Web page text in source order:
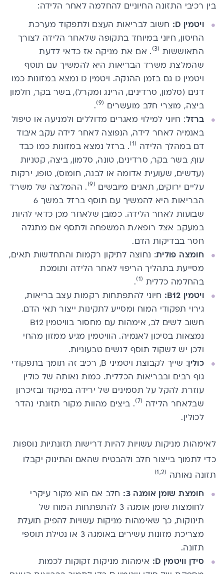
בין רכיבי התזונה החיוניים להחלמה לאחר הלידה:
ויטמין D
: חשוב לבריאות העצם ולתפקוד ​מערכת ​
החיסון, חיוני במיוחד בתקופה שלאחר הלידה ​לצורך
התאוששות​ (3)
.​ אם את מניקה אז כדאי לדעת
שהמלצת משרד הבריאות היא להמשיך עם תוסף
ויטמין D גם בזמן ההנקה​. ויטמין D נמצא במזונות כמו
דגים (סלמון, סרדינים, הרינג ומקרל), בשר בקר, חלמון
ביצה, מוצרי חלב מועשרים (9)
.
ברזל: חיוני למילוי מאגרים מדוללים ולמניעה או טיפול
באנמיה לאחר לידה, הנפוצה לאחר לידה עקב איבוד
דם במהלך הלידה (1)
.​ ​​ברזל נמצא במזונות כמו כבד
עוף, בשר בקר, סרדינים, טונה, סלמון, ביצה, קטניות
(עדשים, שעועית אדומה או לבנה, חומוס), טופו, ירקות
עליים ירוקים, תאנים מיובשים (9)
. ההמלצה של משרד
הבריאות היא להמשיך עם תוסף ברזל במשך 6
שבועות לאחר הלידה. כמובן שלאחר מכן כדאי להיות
במעקב אצל רופא/ת המשפחה ולתסף אם מתגלה
חסר בבדיקות הדם.
חומצה פולית: נחוצה לתיקון רקמות והתחדשות תאים,
מסייעת בתהליך הריפוי לאחר הלידה ותומכת
בהחלמה כללית (1)
.
ויטמין B12
​: חיוני להתפתחות רקמות עצב בריאות,
גירוי תפקודי המוח ומסייע לתקינות ייצור תאי הדם.
נמצאות​ ​בסיכון ​לאנמיה. הו​ו​יטמין מגיע מ​מזון מ​החי
ולכן ​יש לשקול תוסף ל​נשים טבעוניות.
כולין
: ​שייך לקבוצת ויטמיני B, רכיב זה ​תומך בתפקודי
גוף רבים ובבריאות הכללית. כמות נאותה של כולין
עוזרת להקל על ​תסמינים​ של ירידה במיקוד ובזיכרון
שבלאחר הלידה (7)
.​ ביצים מהוות מקור תזונתי נהדר
לכולין.
לא​י​מהות מניקות עשויות להיות דרישות תזונתיות נוספות
כדי לתמוך בייצור חלב ולהבטיח שהאם והתינוק יקבלו
תזונה נאותה (1,2)
חומצת שומן אומגה 3:
חלב אם הוא מקור עיקרי
לחומצות שומן אומגה 3
להתפתחות המוח של
תינוקות, כך שא​י​מהות מניקות עשויות להפיק תועלת
מצריכת מזונות עשירים באומגה 3 או נטילת תוספי ​
תזונה​.
סידן וויטמין D:
א​י​מהות מניקות זקוקות לכמות